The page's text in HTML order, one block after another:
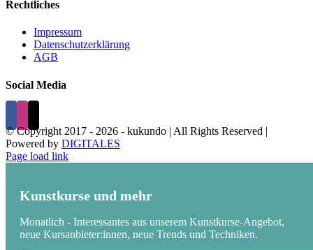
Rechtliches
Impressum
Datenschutzerklärung
AGB
Social Media
© Copyright 2017 - 2026 - kukundo | All Rights Reserved |
Powered by DIGITALES
Page load link
Kunstkurse und mehr
Monatlich - Interessantes aus unserem Kunstkurse-Angebot,
neue Kursanbieter:innen, neue Trends und Techniken.